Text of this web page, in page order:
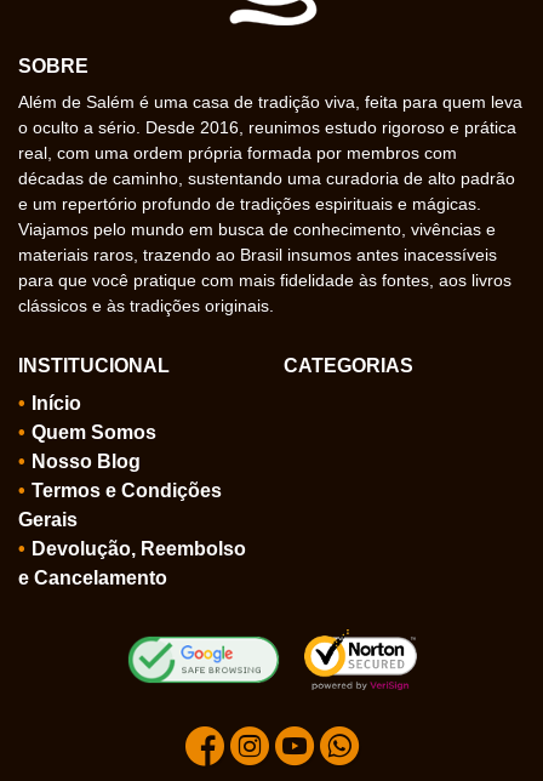
SOBRE
Além de Salém é uma casa de tradição viva, feita para quem leva
o oculto a sério. Desde 2016, reunimos estudo rigoroso e prática
real, com uma ordem própria formada por membros com
décadas de caminho, sustentando uma curadoria de alto padrão
e um repertório profundo de tradições espirituais e mágicas.
Viajamos pelo mundo em busca de conhecimento, vivências e
materiais raros, trazendo ao Brasil insumos antes inacessíveis
para que você pratique com mais fidelidade às fontes, aos livros
clássicos e às tradições originais.
INSTITUCIONAL
Início
Quem Somos
Nosso Blog
Termos e Condições
Gerais
Devolução, Reembolso
e Cancelamento
CATEGORIAS